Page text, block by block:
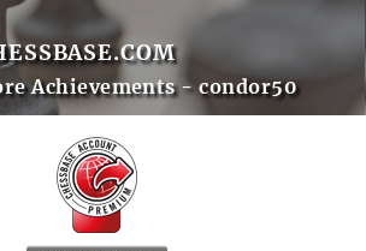
Achievements - condor50